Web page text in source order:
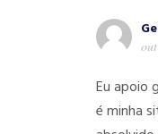
Eu apoio
é minha